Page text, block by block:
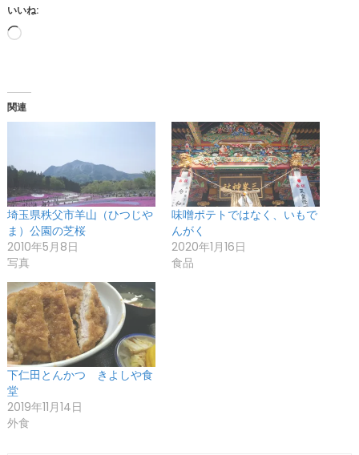
いいね:
読
み
中…
関連
埼玉県秩父市羊山（ひつじや
ま）公園の芝桜
2010年5月8日
写真
味噌ポテトではなく、いもで
んがく
2020年1月16日
食品
下仁田とんかつ きよしや食
堂
2019年11月14日
外食